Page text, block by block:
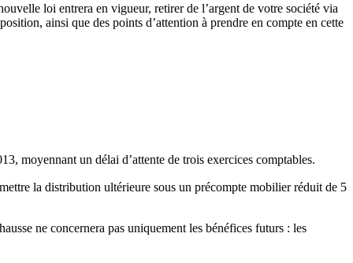
loi entrera en vigueur, retirer de l’argent de votre société via
ainsi que des points d’attention à prendre en compte en cette
moyennant un délai d’attente de trois exercices comptables.
la distribution ultérieure sous un précompte mobilier réduit de 5
ne concernera pas uniquement les bénéfices futurs : les